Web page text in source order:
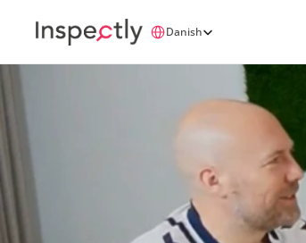
Select Language
Danish